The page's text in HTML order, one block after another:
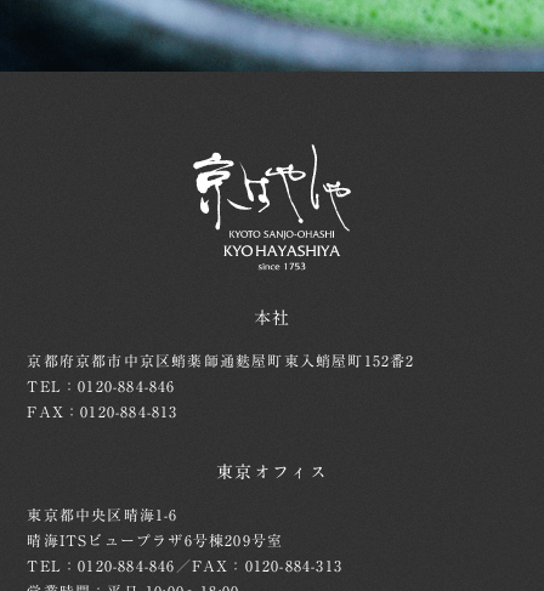
本社
京都府京都市中京区蛸薬師通麩屋町東入蛸屋町152番2
TEL：0120-884-846
FAX：0120-884-813
東京オフィス
東京都中央区晴海1-6
晴海ITSビュープラザ6号棟209号室
TEL：0120-884-846／FAX：0120-884-313